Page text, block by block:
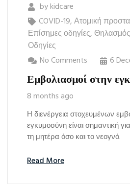
bykidcare
COVID-19,Ατομική
Επίσημες οδηγίες, Θηλασμός
Οδηγίες
No Comments
6
Εμβολιασμοί στην
8 months ago
Η διενέργεια στοχευμένων
εγκυμοσύνη είναι σημαντική
τη μητέρα όσο και το νεογνό.
Read More